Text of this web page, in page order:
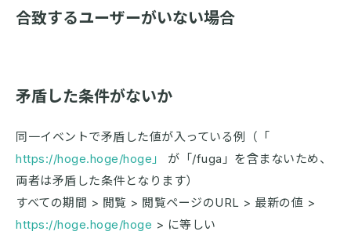
合致するユーザーがいない場合
矛盾した条件がないか
同一イベントで矛盾した値が入っている例（「
https://hoge.hoge/hoge」
が「/fuga」を含まないため、
両者は矛盾した条件となります）
すべての期間 > 閲覧 > 閲覧ページのURL > 最新の値 >
https://hoge.hoge/hoge > に等しい